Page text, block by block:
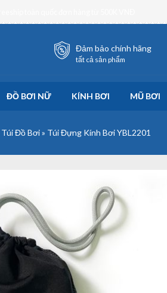
Đảm bảo chính hãng
tất cả sản phẩm
ĐỒ BƠI NỮ KÍNH BƠI MŨ BƠI
Túi Đồ Bơi» Túi Đựng Kính Bơi YBL2201